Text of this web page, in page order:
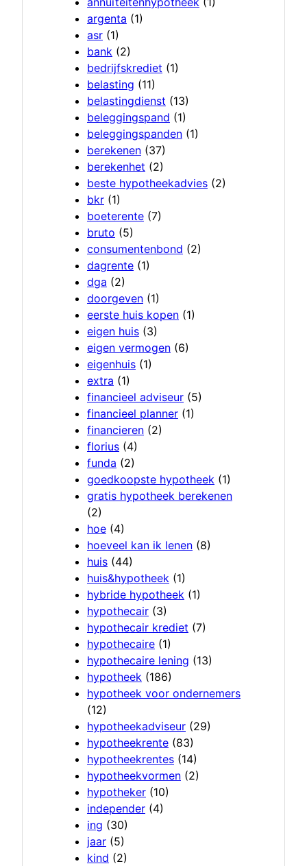
argenta (1)
asr (1)
bank (2)
bedrijfskrediet (1)
belasting (11)
belastingdienst (13)
beleggingspand (1)
beleggingspanden (1)
berekenen (37)
berekenhet (2)
beste hypotheekadvies (2)
bkr (1)
boeterente (7)
bruto (5)
consumentenbond (2)
dagrente (1)
dga (2)
doorgeven (1)
eerste huis kopen (1)
eigen huis (3)
eigen vermogen (6)
eigenhuis (1)
extra (1)
financieel adviseur (5)
financieel planner (1)
financieren (2)
florius (4)
funda (2)
goedkoopste hypotheek (1)
gratis hypotheek berekenen
(2)
hoe (4)
hoeveel kan ik lenen (8)
huis (44)
huis&hypotheek (1)
hybride hypotheek (1)
hypothecair (3)
hypothecair krediet (7)
hypothecaire (1)
hypothecaire lening (13)
hypotheek (186)
hypotheek voor ondernemers
(12)
hypotheekadviseur (29)
hypotheekrente (83)
hypotheekrentes (14)
hypotheekvormen (2)
hypotheker (10)
independer (4)
ing (30)
jaar (5)
kind (2)